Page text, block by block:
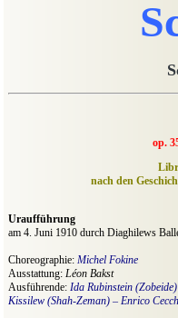
op.
nach den
Uraufführung
am 4. Juni 1910 durch Diaghilews
Choreographie: Michel Fokine
Ausstattung: Léon Bakst
Ausführende: Ida Rubinstein
Kissilew (Shah-Zeman) – Enrico